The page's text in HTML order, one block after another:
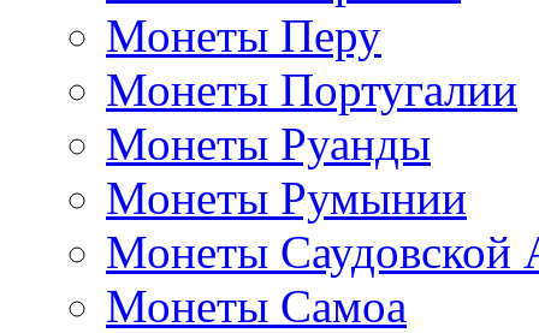
Монеты Перу
Монеты Португалии
Монеты Руанды
Монеты Румынии
Монеты Саудовской
Монеты Самоа